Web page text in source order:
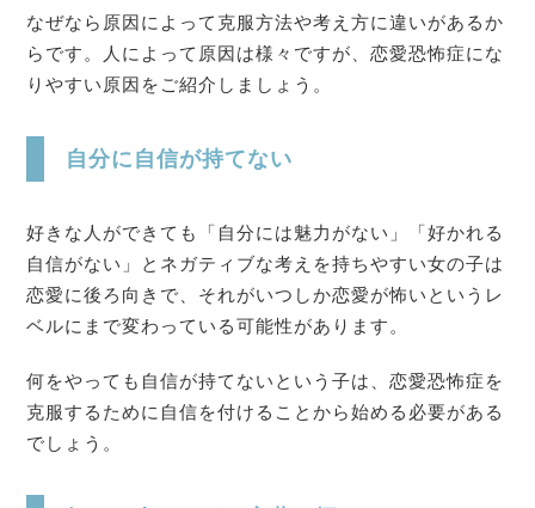
なぜなら原因によって克服方法や考え方に違いがあるか
らです。人によって原因は様々ですが、恋愛恐怖症にな
りやすい原因をご紹介しましょう。
自分に自信が持てない
好きな人ができても「自分には魅力がない」「好かれる
自信がない」とネガティブな考えを持ちやすい女の子は
恋愛に後ろ向きで、それがいつしか恋愛が怖いというレ
ベルにまで変わっている可能性があります。
何をやっても自信が持てないという子は、恋愛恐怖症を
克服するために自信を付けることから始める必要がある
でしょう。